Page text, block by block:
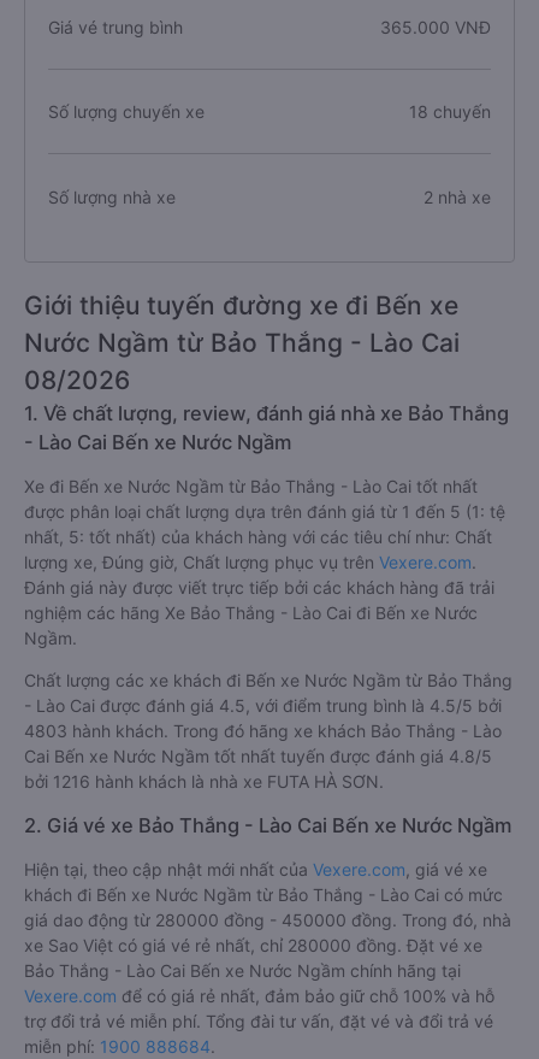
Giá vé trung bình 365.000 VNĐ
Số lượng chuyến xe 18 chuyến
Số lượng nhà xe 2 nhà xe
Giới thiệu tuyến đường xe đi Bến xe
Nước Ngầm từ Bảo Thắng - Lào Cai
08/2026
1. Về chất lượng, review, đánh giá nhà xe Bảo Thắng
- Lào Cai Bến xe Nước Ngầm
Xe đi Bến xe Nước Ngầm từ Bảo Thắng - Lào Cai tốt nhất
được phân loại chất lượng dựa trên đánh giá từ 1 đến 5 (1: tệ
nhất, 5: tốt nhất) của khách hàng với các tiêu chí như: Chất
lượng xe, Đúng giờ, Chất lượng phục vụ trên Vexere.com.
Đánh giá này được viết trực tiếp bởi các khách hàng đã trải
nghiệm các hãng Xe Bảo Thắng - Lào Cai đi Bến xe Nước
Ngầm.
Chất lượng các xe khách đi Bến xe Nước Ngầm từ Bảo Thắng
- Lào Cai được đánh giá 4.5, với điểm trung bình là 4.5/5 bởi
4803 hành khách. Trong đó hãng xe khách Bảo Thắng - Lào
Cai Bến xe Nước Ngầm tốt nhất tuyến được đánh giá 4.8/5
bởi 1216 hành khách là nhà xe FUTA HÀ SƠN.
2. Giá vé xe Bảo Thắng - Lào Cai Bến xe Nước Ngầm
Hiện tại, theo cập nhật mới nhất của Vexere.com , giá vé xe
khách đi Bến xe Nước Ngầm từ Bảo Thắng - Lào Cai có mức
giá dao động từ 280000 đồng - 450000 đồng. Trong đó, nhà
xe Sao Việt có giá vé rẻ nhất, chỉ 280000 đồng. Đặt vé xe
Bảo Thắng - Lào Cai Bến xe Nước Ngầm chính hãng tại
Vexere.com để có giá rẻ nhất, đảm bảo giữ chỗ 100% và hỗ
trợ đổi trả vé miễn phí. Tổng đài tư vấn, đặt vé và đổi trả vé
miễn phí: 1900 888684.